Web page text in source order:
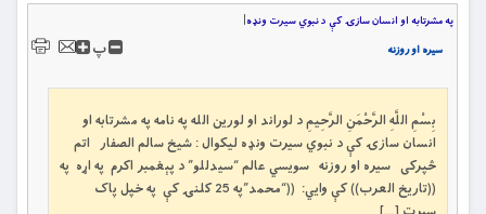
په مشرتابه او انسان سازۍ کې د نبوي سیرت ونډه|
پ سيره او روزنه
بِسْمِ اللَّهِ الرَّحْمَنِ الرَّحِيمِ د لوراند او لورین الله په نامه په مشرتابه او
انسان سازۍ کې د نبوي سيرت ونډه لیکوال : شيخ سالم الصفار اتم
څپرکى سيره او روزنه سويسي عالم “سيدللو” د پېغمبر اکرم په اړه په
((تاريخ العرب)) کې وايي: ((“محمد”په 25 کلنۍ کې په خپل پاک